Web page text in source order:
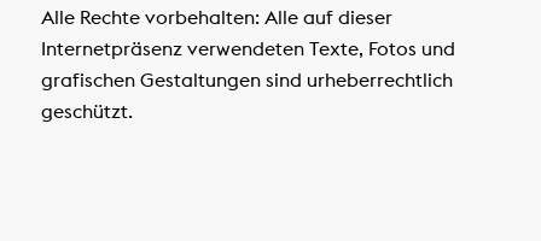
Alle Rechte vorbehalten: Alle auf dieser
Internetpräsenz verwendeten Texte, Fotos und
grafischen Gestaltungen sind urheberrechtlich
geschützt.